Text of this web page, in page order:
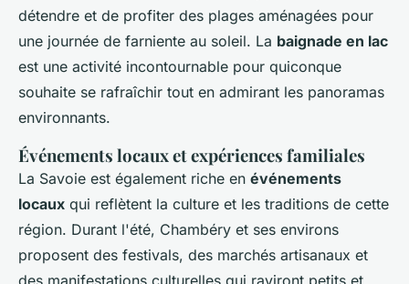
détendre et de profiter des plages aménagées pour
une journée de farniente au soleil. La baignade en lac
est une activité incontournable pour quiconque
souhaite se rafraîchir tout en admirant les panoramas
environnants.
Événements locaux et expériences familiales
La Savoie est également riche en événements
locaux qui reflètent la culture et les traditions de cette
région. Durant l'été, Chambéry et ses environs
proposent des festivals, des marchés artisanaux et
des manifestations culturelles qui raviront petits et